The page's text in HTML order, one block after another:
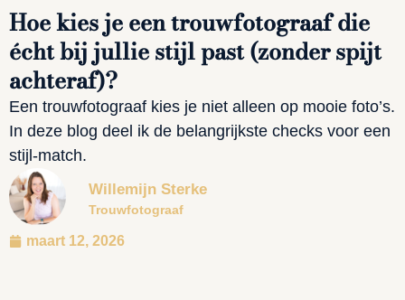
Hoe kies je een trouwfotograaf die
écht bij jullie stijl past (zonder spijt
achteraf)?
Een trouwfotograaf kies je niet alleen op mooie foto’s.
In deze blog deel ik de belangrijkste checks voor een
stijl-match.
Willemijn Sterke
Trouwfotograaf
maart 12, 2026